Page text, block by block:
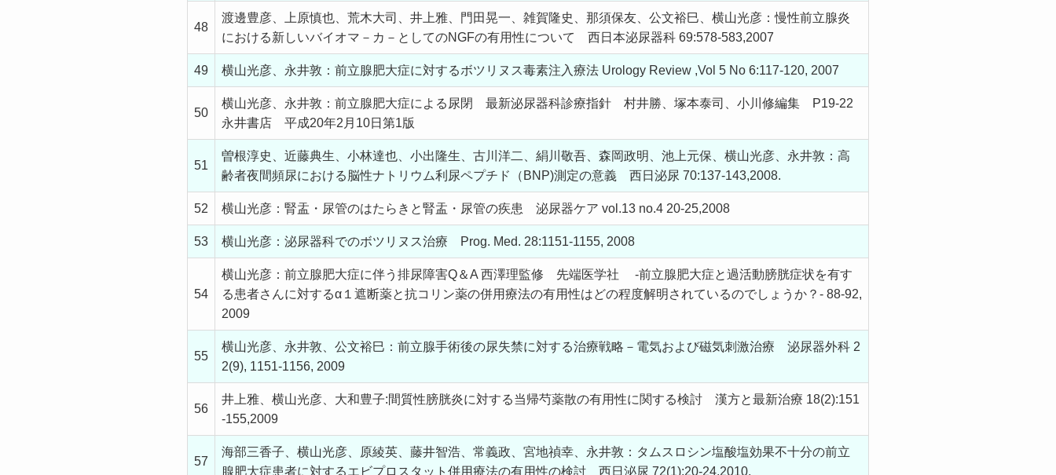
48
渡邊豊彦、上原慎也、荒木大司、井上雅、門田晃一、雑賀隆史、那須保友、公文裕巳、横山光彦：慢性前立腺炎
における新しいバイオマ－カ－としてのNGFの有用性について 西日本泌尿器科 69:578-583,2007
49 横山光彦、永井敦：前立腺肥大症に対するボツリヌス毒素注入療法 Urology Review ,Vol 5 No 6:117-120, 2007
50
横山光彦、永井敦：前立腺肥大症による尿閉 最新泌尿器科診療指針 村井勝、塚本泰司、小川修編集 P19-22
永井書店 平成20年2月10日第1版
51
曽根淳史、近藤典生、小林達也、小出隆生、古川洋二、絹川敬吾、森岡政明、池上元保、横山光彦、永井敦：高
齢者夜間頻尿における脳性ナトリウム利尿ペプチド（BNP)測定の意義 西日泌尿 70:137-143,2008.
52 横山光彦：腎盂・尿管のはたらきと腎盂・尿管の疾患 泌尿器ケア vol.13 no.4 20-25,2008
53 横山光彦：泌尿器科でのボツリヌス治療 Prog. Med. 28:1151-1155, 2008
54
横山光彦：前立腺肥大症に伴う排尿障害Q＆A 西澤理監修 先端医学社 -前立腺肥大症と過活動膀胱症状を有す
る患者さんに対するα１遮断薬と抗コリン薬の併用療法の有用性はどの程度解明されているのでしょうか？- 88-92,
2009
55
横山光彦、永井敦、公文裕巳：前立腺手術後の尿失禁に対する治療戦略－電気および磁気刺激治療 泌尿器外科 2
2(9), 1151-1156, 2009
56
井上雅、横山光彦、大和豊子:間質性膀胱炎に対する当帰芍薬散の有用性に関する検討 漢方と最新治療 18(2):151
-155,2009
57
海部三香子、横山光彦、原綾英、藤井智浩、常義政、宮地禎幸、永井敦：タムスロシン塩酸塩効果不十分の前立
腺肥大症患者に対するエビプロスタット併用療法の有用性の検討 西日泌尿 72(1):20-24,2010.